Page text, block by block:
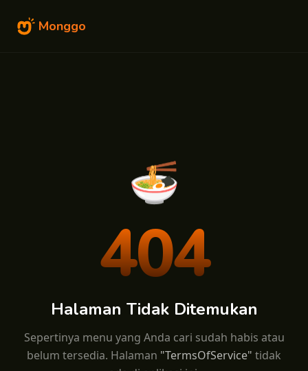
Monggo
🍜
404
Halaman Tidak Ditemukan
Sepertinya menu yang Anda cari sudah habis atau
belum tersedia. Halaman "TermsOfService" tidak